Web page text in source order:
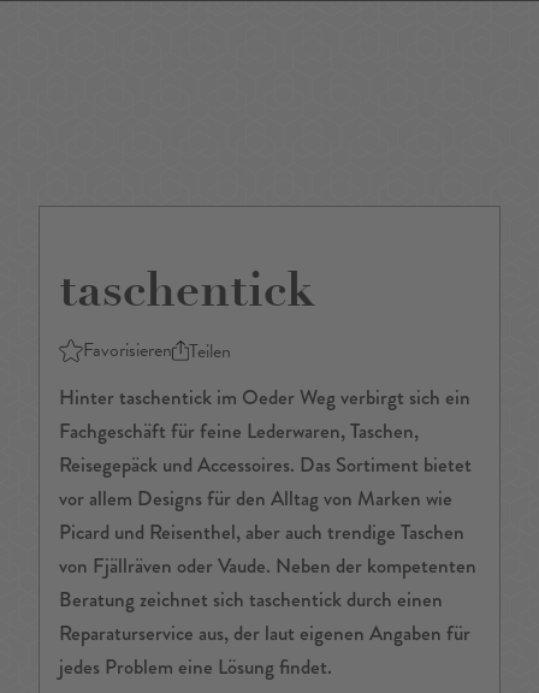
taschentick
Favorisieren Teilen
Hinter taschentick im Oeder Weg verbirgt sich ein
Fachgeschäft für feine Lederwaren, Taschen,
Reisegepäck und Accessoires. Das Sortiment bietet
vor allem Designs für den Alltag von Marken wie
Picard und Reisenthel, aber auch trendige Taschen
von Fjällräven oder Vaude. Neben der kompetenten
Beratung zeichnet sich taschentick durch einen
Reparaturservice aus, der laut eigenen Angaben für
jedes Problem eine Lösung findet.